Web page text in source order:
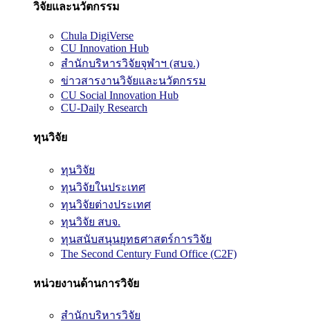
วิจัยและนวัตกรรม
Chula DigiVerse
CU Innovation Hub
สำนักบริหารวิจัยจุฬาฯ (สบจ.)
ข่าวสารงานวิจัยและนวัตกรรม
CU Social Innovation Hub
CU-Daily Research
ทุนวิจัย
ทุนวิจัย
ทุนวิจัยในประเทศ
ทุนวิจัยต่างประเทศ
ทุนวิจัย สบจ.
ทุนสนับสนุนยุทธศาสตร์การวิจัย
The Second Century Fund Office (C2F)
หน่วยงานด้านการวิจัย
สำนักบริหารวิจัย